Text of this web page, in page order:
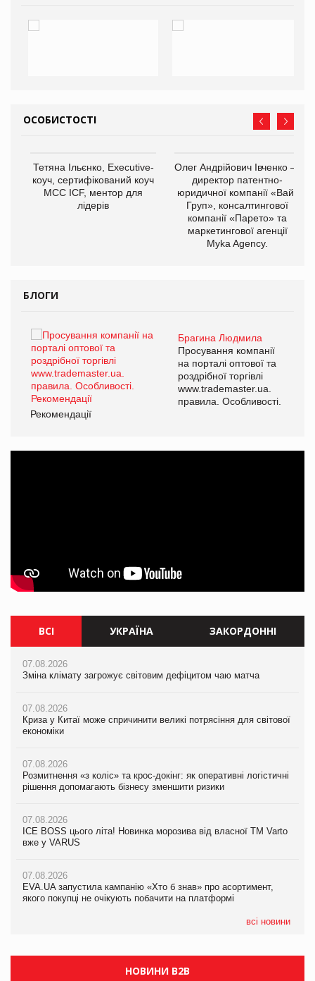
ОСОБИСТОСТІ
Тетяна Ільєнко, Executive-
коуч, сертифікований коуч
МСС ICF, ментор для
лідерів
Олег Андрійович Івченко —
директор патентно-
юридичної компанії «Вайз
Груп», консалтингової
компанії «Парето» та
маркетингової агенції
Myka Agency.
БЛОГИ
Брагина Людмила
Просування компанії
на порталі оптової та
роздрібної торгівлі
www.trademaster.ua.
правила. Особливості.
Рекомендації
ВСІ УКРАЇНА ЗАКОРДОННІ
07.08.2026
Зміна клімату загрожує світовим дефіцитом чаю матча
07.08.2026
Криза у Китаї може спричинити великі потрясіння для світової
економіки
07.08.2026
Розмитнення «з коліс» та крос-докінг: як оперативні логістичні
рішення допомагають бізнесу зменшити ризики
07.08.2026
ICE BOSS цього літа! Новинка морозива від власної ТМ Varto
вже у VARUS
07.08.2026
EVA.UA запустила кампанію «Хто б знав» про асортимент,
якого покупці не очікують побачити на платформі
всі новини
07.08.2026
Зміна клімату загрожує світовим дефіцитом чаю матча
07.08.2026
Криза у Китаї може спричинити великі потрясіння для світової
економіки
07.08.2026
Розмитнення «з коліс» та крос-докінг: як оперативні логістичні
рішення допомагають бізнесу зменшити ризики
07.08.2026
ICE BOSS цього літа! Новинка морозива від власної ТМ Varto
вже у VARUS
07.08.2026
EVA.UA запустила кампанію «Хто б знав» про асортимент,
якого покупці не очікують побачити на платформі
07.08.2026
Зміна клімату загрожує світовим дефіцитом чаю матча
07.08.2026
Криза у Китаї може спричинити великі потрясіння для світової
економіки
07.08.2026
Kraft Heinz скоротила збиток у першому півріччі
Продажі Hugo Boss впали на 9%
НОВИНИ B2B